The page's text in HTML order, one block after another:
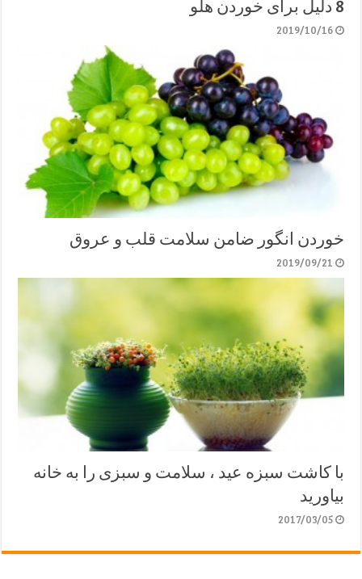
8 دلیل برای خوردن هلو
2019/10/16
خوردن انگور ضامن سلامت قلب و عروق
2019/09/21
با کاشت سبزه عید ، سلامت و سبزی را به خانه
بیاورید
2017/03/05